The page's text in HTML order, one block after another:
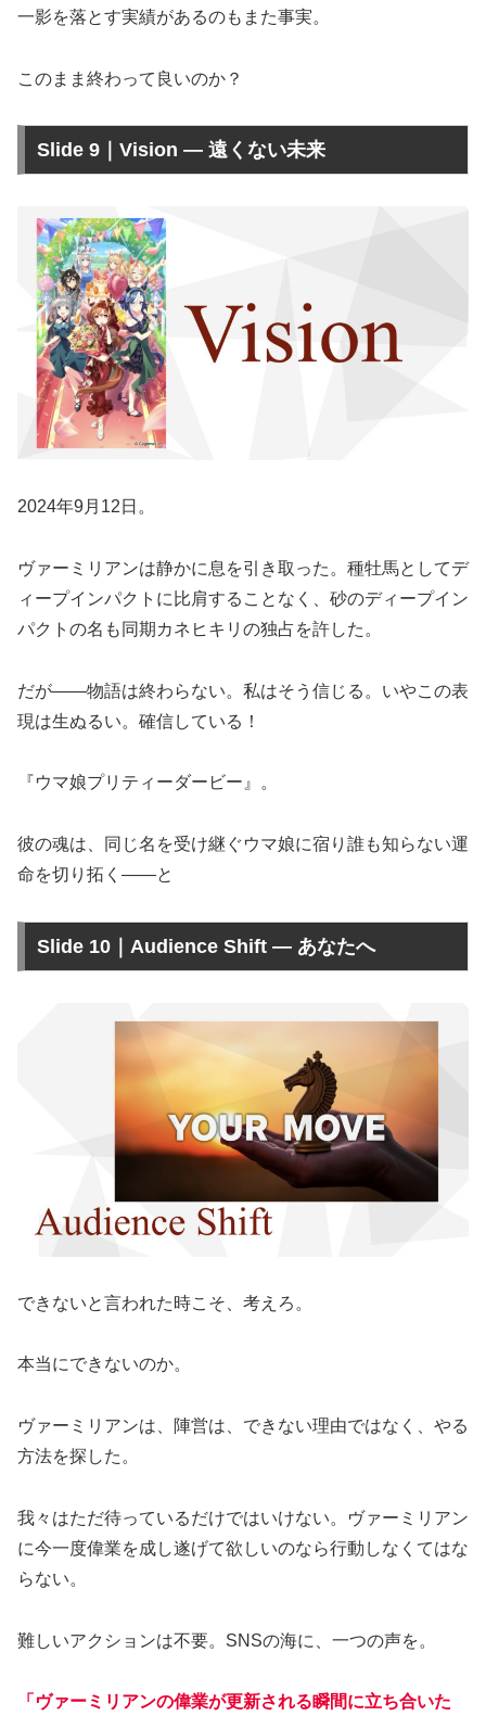
一影を落とす実績があるのもまた事実。
このまま終わって良いのか？
Slide 9｜Vision — 遠くない未来
2024年9月12日。
ヴァーミリアンは静かに息を引き取った。種牡馬としてデ
ィープインパクトに比肩することなく、砂のディープイン
パクトの名も同期カネヒキリの独占を許した。
だが――物語は終わらない。私はそう信じる。いやこの表
現は生ぬるい。確信している！
『ウマ娘プリティーダービー』。
彼の魂は、同じ名を受け継ぐウマ娘に宿り誰も知らない運
命を切り拓く——と
Slide 10｜Audience Shift — あなたへ
できないと言われた時こそ、考えろ。
本当にできないのか。
ヴァーミリアンは、陣営は、できない理由ではなく、やる
方法を探した。
我々はただ待っているだけではいけない。ヴァーミリアン
に今一度偉業を成し遂げて欲しいのなら行動しなくてはな
らない。
難しいアクションは不要。SNSの海に、一つの声を。
「ヴァーミリアンの偉業が更新される瞬間に立ち合いた